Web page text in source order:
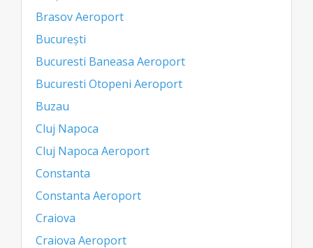
Brasov Aeroport
București
Bucuresti Baneasa Aeroport
Bucuresti Otopeni Aeroport
Buzau
Cluj Napoca
Cluj Napoca Aeroport
Constanta
Constanta Aeroport
Craiova
Craiova Aeroport